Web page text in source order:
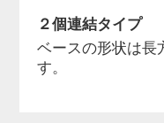
２個連結タイプ
ベースの形状は長
す。